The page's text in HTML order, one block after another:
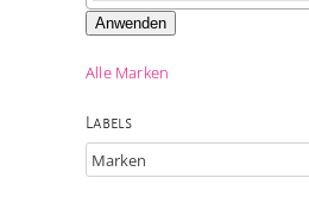
Anwenden
Alle Marken
Labels